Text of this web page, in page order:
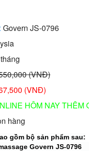
Govern JS-0796
(VNĐ)
(VNĐ)
HÔM NAY THÊM
hàng
gồm bộ sản phẩm sau:
Govern JS-0796